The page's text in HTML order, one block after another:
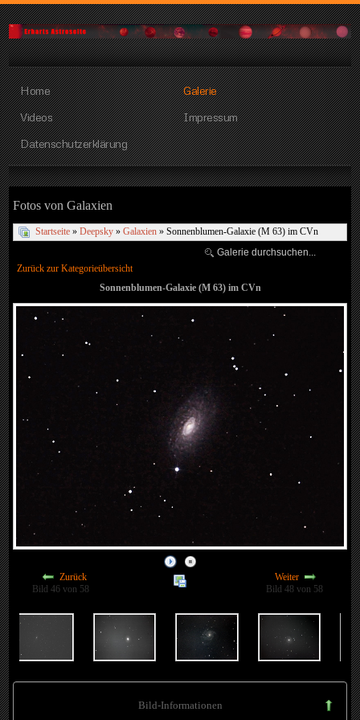
Home
Galerie
Videos
Impressum
Datenschutzerklärung
Fotos von Galaxien
Startseite »Deepsky »Galaxien » Sonnenblumen-Galaxie (M 63) im CVn
Zurück zur Kategorieübersicht
Sonnenblumen-Galaxie (M 63) im CVn
Zurück
Bild 46 von 58
Weiter
Bild 48 von 58
Bild-Informationen